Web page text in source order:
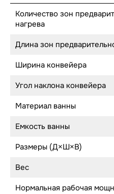
Количество зон
нагрева
Длина зон
Ширина конвейера
Угол наклона конвейера
Материал ванны
Емкость ванны
Размеры (Д×Ш×В)
Вес
Нормальная рабочая